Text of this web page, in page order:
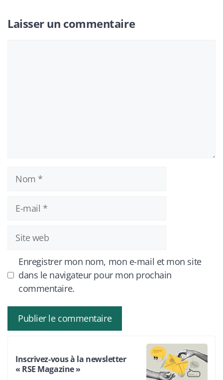
Laisser un commentaire
Nom
Site
Enregistrer mon nom, mon e-mail et mon site
dans le navigateur pour mon prochain
commentaire.
Inscrivez-vous à la newsletter
« RSE Magazine »